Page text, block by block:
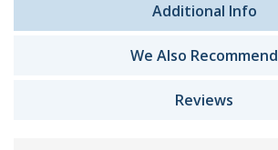
Additional Info
We Also Recommend
Reviews